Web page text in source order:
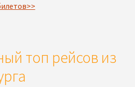
топ рейсов из